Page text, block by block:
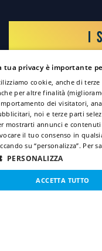
tua privacy è importante
cookie, anche di
per altre finalità
dei visitatori,
noi e terze parti
mostrarti annunci e
il tuo consenso in
su “personalizza”. Per
PERSONALIZZA
ACCETTA TUTTO